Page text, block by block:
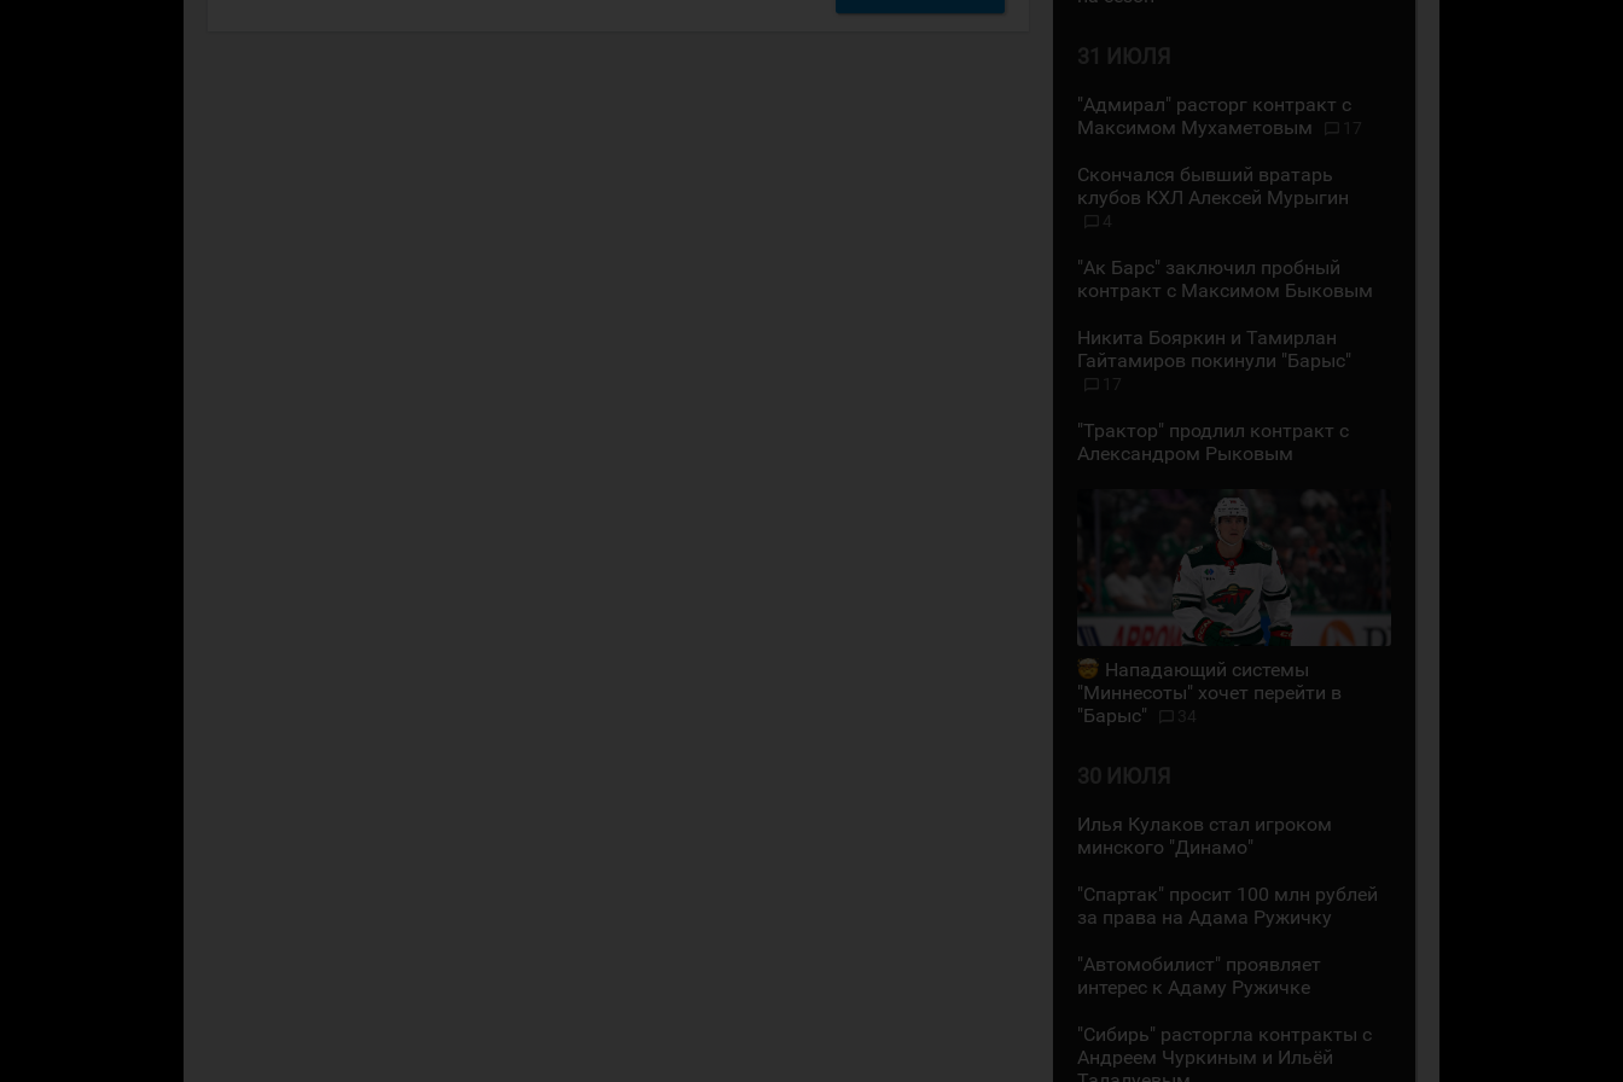
31 ИЮЛЯ
"Адмирал" расторг контракт с
Максимом Мухаметовым
17
Скончался бывший вратарь
клубов КХЛ Алексей Мурыгин
4
"Ак Барс" заключил пробный
контракт с Максимом Быковым
Никита Бояркин и Тамирлан
Гайтамиров покинули "Барыс"
17
"Трактор" продлил контракт с
Александром Рыковым
Нападающий системы
"Миннесоты" хочет перейти в
"Барыс"
34
30 ИЮЛЯ
Илья Кулаков стал игроком
минского "Динамо"
"Спартак" просит 100 млн рублей
за права на Адама Ружичку
"Автомобилист" проявляет
интерес к Адаму Ружичке
"Сибирь" расторгла контракты с
Андреем Чуркиным и Ильёй